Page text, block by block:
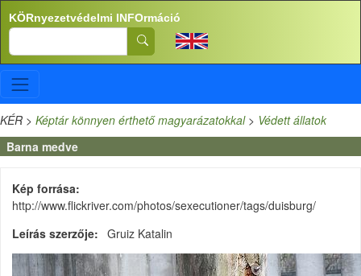
Ugrás a tartalomra
KÖRnyezetvédelmi INFOrmáció
Search
KÉR > Képtár könnyen érthető magyarázatokkal> Védett állatok
Barna medve
Kép forrása
http://www.flickriver.com/photos/sexecutioner/tags/duisburg/
Leírás szerzője
Gruiz Katalin